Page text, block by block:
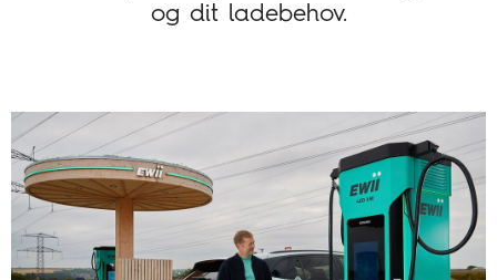
og dit ladebehov.